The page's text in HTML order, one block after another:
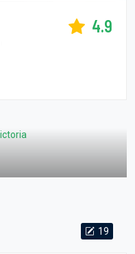
4.9
19